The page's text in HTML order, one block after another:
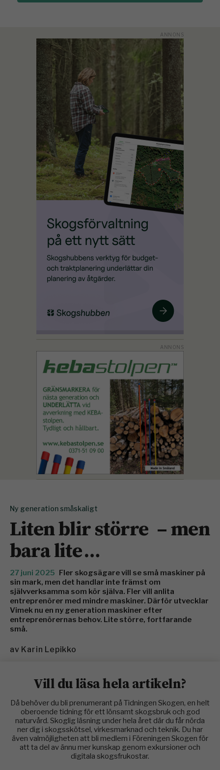
Ny generation småskaligt
Liten blir större – men
bara lite …
27 juni 2025
Fler skogsägare vill se små maskiner på
sin mark, men det handlar inte främst om
självverksamma som kör själva. Fler vill anlita
entreprenörer med mindre maskiner. Därför utvecklar
Vimek nu en ny generation maskiner efter
entreprenörernas behov. Lite större, fortfarande
små.
av Karin Lepikko
Vill du läsa hela artikeln?
Då behöver du bli prenumerant på Tidningen Skogen, en helt
oberoende tidning för ett lönsamt skogsbruk och god
naturvård. Skoglig läsning under hela året där du får nörda
ner dig i skogsskötsel, virkesmarknad och teknik. Du har
även valmöjligheten att bli medlem i Föreningen Skogen för
att ta del av ännu mer kunskap genom exkursioner och
digitala skogsfrukostar.